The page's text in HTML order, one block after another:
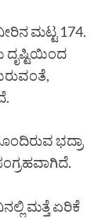
ಮಟ್ಟ 174.
ದೃಷ್ಟಿಯಿಂದ
ಭದ್ರಾ
ಮತ್ತೆ ಏರಿಕೆ